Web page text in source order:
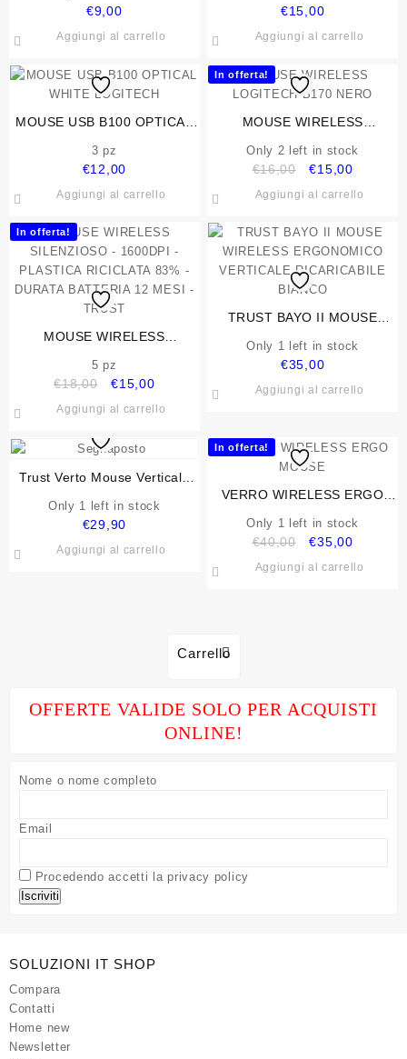
€9,00
Aggiungi al carrello
€15,00
Aggiungi al carrello
MOUSE USB B100 OPTICAL
3 pz
€12,00
Aggiungi al carrello
In offerta!
MOUSE WIRELESS
Only 2 left in stock
€16,00
Il
prezzo
era:
€16,00.
€15,00Il
prezzo
è:
€15,00.
Aggiungi al carrello
In offerta!
MOUSE WIRELESS
PLASTICA RICICLATA 83% –
DURATA BATTERIA 12 MESI –
TRUST
5 pz
€18,00
Il
prezzo
€18,00.
€15,00Il
prezzo
Aggiungi al carrello
TRUST BAYO II MOUSE
VERTICALE RICARICABILE
BIANCO
Only 1 left in stock
€35,00
Aggiungi al carrello
Trust Verto Mouse Verticale
/1200/1600 DPI, Nero
Only 1 left in stock
€29,90
Aggiungi al carrello
In offerta!
VERRO WIRELESS ERGO
Only 1 left in stock
€40,00
Il
prezzo
€35,00Il
prezzo
Aggiungi al carrello
Carrello
OFFERTE VALIDE SOLO PER ACQUISTI
ONLINE!
Nome o nome completo
Email
Procedendo accetti la privacy policy
SOLUZIONI IT SHOP
Compara
Contatti
Home new
Newsletter